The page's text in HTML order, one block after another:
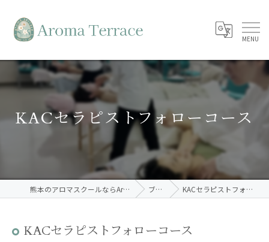
KACセラピストフォローコース
熊本のアロマスクールならAroma Terrace ブログ KACセラピストフォローコース
KACセラピストフォローコース